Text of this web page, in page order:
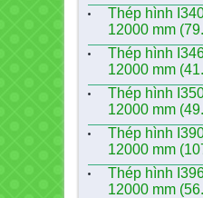
Thép hình
12000 mm
Thép hình
12000 mm
Thép hình
12000 mm
Thép hình
12000 mm
Thép hình
12000 mm